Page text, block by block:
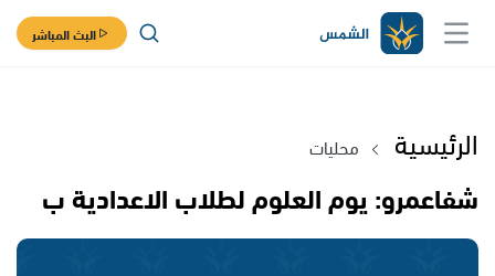
البث المباشر
الرئيسية محليات
شفاعمرو: يوم العلوم لطلاب الاعدادية ب